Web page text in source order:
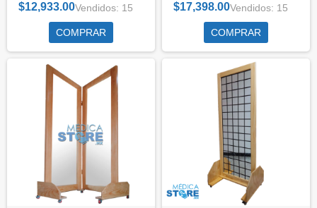
Vendidos: 15
$12,933.00
COMPRAR
Vendidos: 15
$17,398.00
COMPRAR